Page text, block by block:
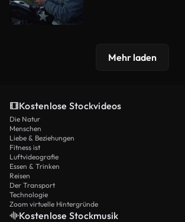
Mehr laden
Kostenlose Stockvideos
Die Natur
Menschen
Liebe & Beziehungen
Fitness ist
Luftvideografie
Essen & Trinken
Reisen
Der Transport
Technologie
Zoom virtuelle Hintergründe
Kostenlose Stockmusik